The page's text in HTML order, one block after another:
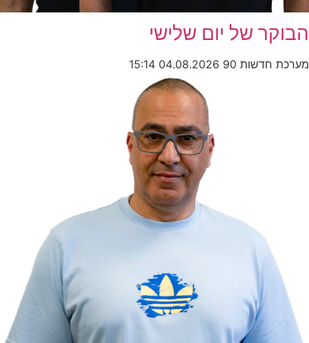
הבוקר של יום שלישי
מערכת חדשות 90 04.08.2026
15:14